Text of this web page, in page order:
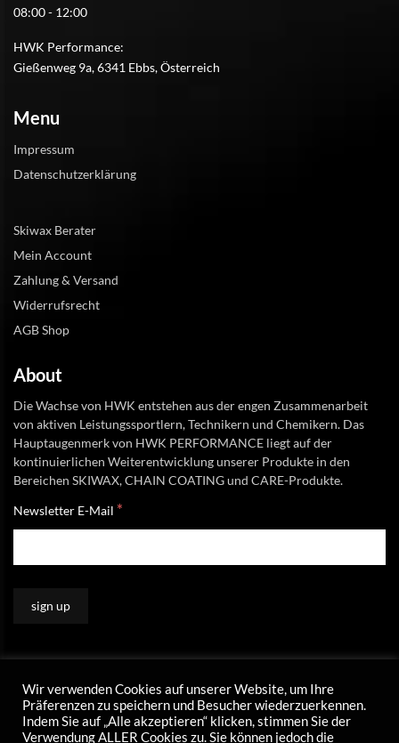
08:00 - 12:00
HWK Performance:
Gießenweg 9a, 6341 Ebbs, Österreich
Menu
Impressum
Datenschutzerklärung
Skiwax Berater
Mein Account
Zahlung & Versand
Widerrufsrecht
AGB Shop
About
Die Wachse von HWK entstehen aus der engen Zusammenarbeit
von aktiven Leistungssportlern, Technikern und Chemikern. Das
Hauptaugenmerk von HWK PERFORMANCE liegt auf der
kontinuierlichen Weiterentwicklung unserer Produkte in den
Bereichen SKIWAX, CHAIN COATING und CARE-Produkte.
Newsletter E-Mail *
Wir verwenden Cookies auf unserer Website, um Ihre
Präferenzen zu speichern und Besucher wiederzuerkennen.
Indem Sie auf „Alle akzeptieren“ klicken, stimmen Sie der
Verwendung ALLER Cookies zu. Sie können jedoch die